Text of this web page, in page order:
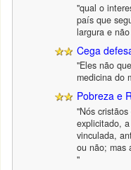
"qual o
país que
largura e
Cega
"Eles não
medicina do
Pobreza e
"Nós
explicitado,
vinculada,
ou não; mas
"